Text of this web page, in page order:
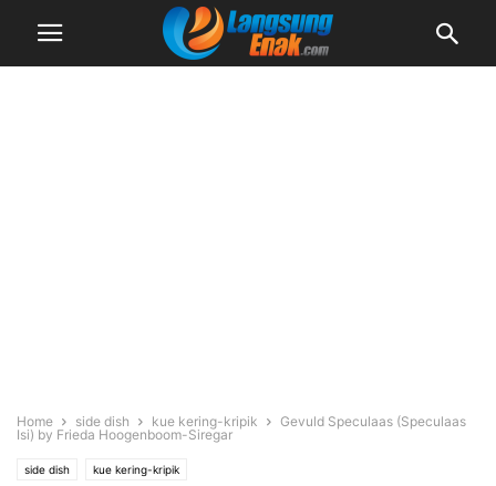
Home side dish kue kering-kripik
Gevuld Speculaas (Speculaas
Isi) by Frieda Hoogenboom-Siregar
side dish kue kering-kripik